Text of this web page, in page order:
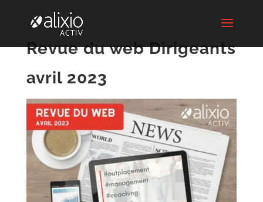
Revue du web Dirigeants
avril 2023